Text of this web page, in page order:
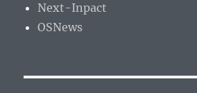
Next-Inpact
OSNews